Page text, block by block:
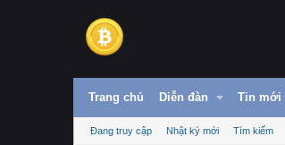
Trang chủ Diễn đàn Tin mới
Đang truy cập Nhật ký mới Tìm kiếm